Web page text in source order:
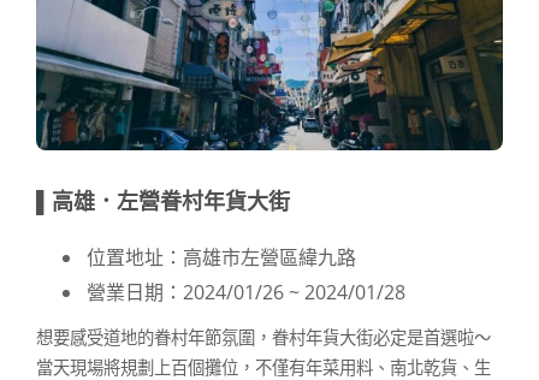
▌高雄．左營眷村年貨大街
位置地址：高雄市左營區緯九路
營業日期：2024/01/26 ~ 2024/01/28
想要感受道地的眷村年節氛圍，眷村年貨大街必定是首選啦～
當天現場將規劃上百個攤位，不僅有年菜用料、南北乾貨、生